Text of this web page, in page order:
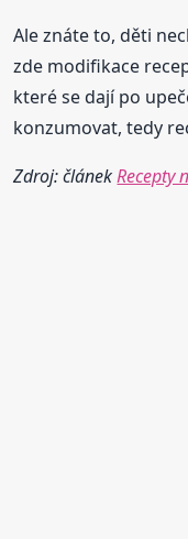
Ale znáte to, děti
zde modifikace
které se dají po
konzumovat, tedy
Zdroj: článekRecepty